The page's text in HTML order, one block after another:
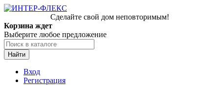
Сделайте свой дом неповторимым!
Корзина ждет
Выберите любое предложение
Найти
Вход
Регистрация